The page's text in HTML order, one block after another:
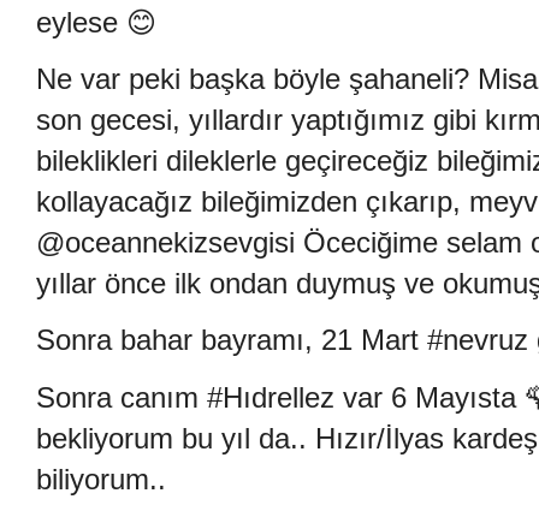
eylese 😊
Ne var peki başka böyle şahaneli?
son gecesi, yıllardır yaptığımız gibi
bileklikleri dileklerle geçireceğiz
kollayacağız bileğimizden çıkarıp,
@oceannekizsevgisi Öceciğime selam
yıllar önce ilk ondan duymuş ve
Sonra bahar bayramı, 21 Mart
Sonra canım #Hıdrellez var 6 Mayısta
bekliyorum bu yıl da.. Hızır/İlyas
biliyorum..